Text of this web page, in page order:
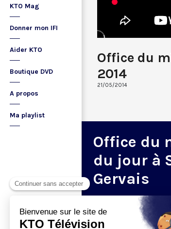
KTO Mag
Donner mon IFI
Aider KTO
Boutique DVD
A propos
Ma playlist
Office du
2014
21/05/2014
Office du
du jour à
Gervais
Du mardi au samedi,
l’office du milieu du jour,
Saint-Gervais-Saint-